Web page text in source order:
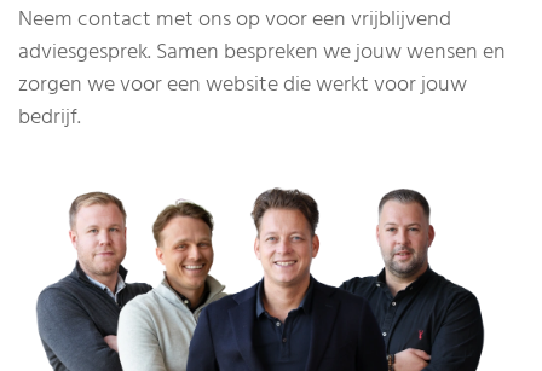
Neem contact met ons op voor een vrijblijvend
adviesgesprek. Samen bespreken we jouw wensen en
zorgen we voor een website die werkt voor jouw
bedrijf.